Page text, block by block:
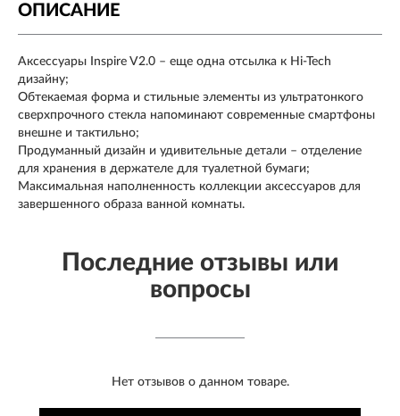
ОПИСАНИЕ
Аксессуары Inspire V2.0 – еще одна отсылка к Hi-Tech
дизайну;
Обтекаемая форма и стильные элементы из ультратонкого
сверхпрочного стекла напоминают современные смартфоны
внешне и тактильно;
Продуманный дизайн и удивительные детали – отделение
для хранения в держателе для туалетной бумаги;
Максимальная наполненность коллекции аксессуаров для
завершенного образа ванной комнаты.
Последние отзывы или
вопросы
Нет отзывов о данном товаре.